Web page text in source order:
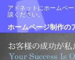
アドネットにホームペ
談ください。
ホームページ制作の